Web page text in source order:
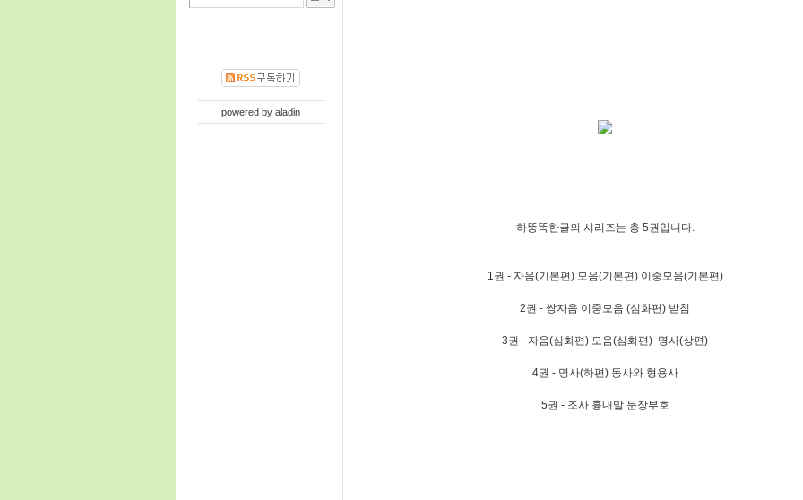
powered by aladin
하뚱똑한글의 시리즈는 총 5권입니다.
1권 - 자음(기본편) 모음(기본편) 이중모음(기본편)
2권 - 쌍자음 이중모음 (심화편) 받침
3권 - 자음(심화편) 모음(심화편) 명사(상편)
4권 - 명사(하편) 동사와 형용사
5권 - 조사 흉내말 문장부호